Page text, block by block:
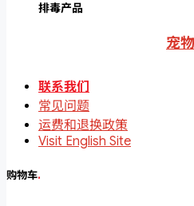
排毒产品
宠
联系我们
常见问题
运费和退换政策
Visit English Site
购物车.